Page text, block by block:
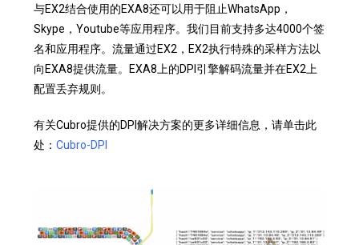
与EX2结合使用的EXA8还可以用于阻止WhatsApp，
Skype，Youtube等应用程序。我们目前支持多达4000个签
名和应用程序。流量通过EX2，EX2执行特殊的采样方法以
向EXA8提供流量。EXA8上的DPI引擎解码流量并在EX2上
配置丢弃规则。
有关Cubro提供的DPI解决方案的更多详细信息，请单击此
处：Cubro-DPI